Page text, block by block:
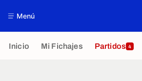
Menú
Inicio Mi Fichajes Partidos 4